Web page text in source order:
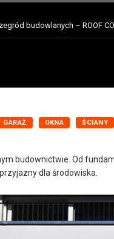
dla środowiska.